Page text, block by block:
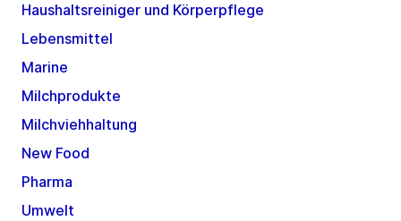
Haushaltsreiniger und Körperpflege
Lebensmittel
Marine
Milchprodukte
Milchviehhaltung
New Food
Pharma
Umwelt